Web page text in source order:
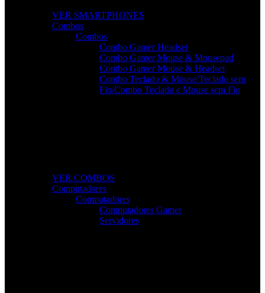
VER SMARTPHONES
Combos
Combos
Combo Gamer Headset
Combo Gamer Mouse & Mousepad
Combo Gamer Mouse & Headset
Combo Teclado & Mouse/Teclado sem
Fio/Combo Teclado e Mouse sem Fio
VER COMBOS
Computadores
Computadores
Computadores Gamer
Servidores